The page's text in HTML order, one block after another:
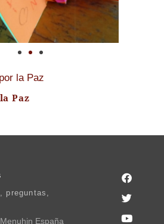
la Paz
Paz
preguntas,
España